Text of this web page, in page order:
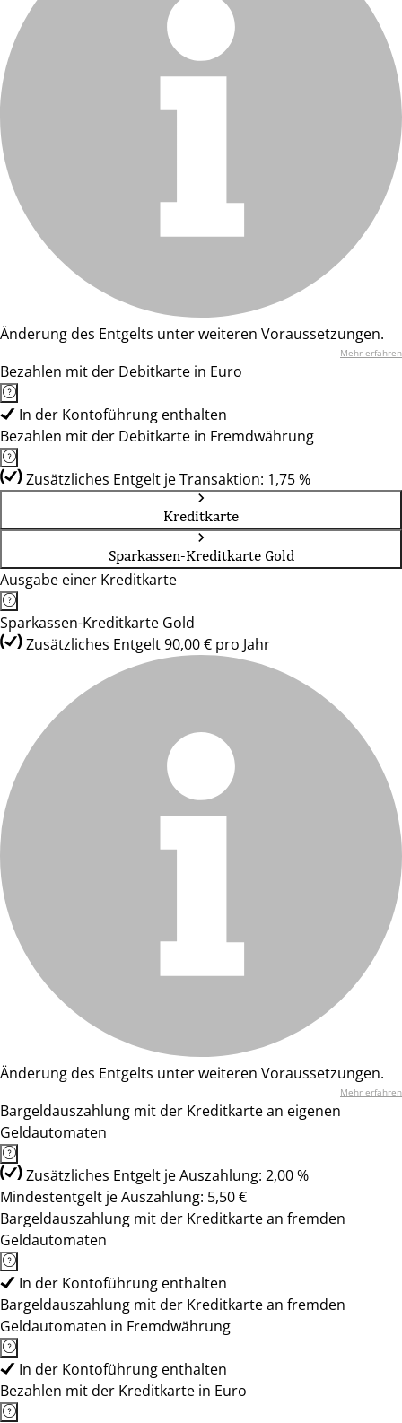
Änderung des Entgelts unter weiteren Voraussetzungen.
Mehr erfahren
Bezahlen mit der Debitkarte in Euro
In der Kontoführung enthalten
Bezahlen mit der Debitkarte in Fremdwährung
Zusätzliches Entgelt je Transaktion: 1,75 %
Kreditkarte
Sparkassen-Kreditkarte Gold
Ausgabe einer Kreditkarte
Sparkassen-Kreditkarte Gold
Zusätzliches Entgelt 90,00 € pro Jahr
Änderung des Entgelts unter weiteren Voraussetzungen.
Mehr erfahren
Bargeldauszahlung mit der Kreditkarte an eigenen
Geldautomaten
Zusätzliches Entgelt je Auszahlung: 2,00 %
Mindestentgelt je Auszahlung: 5,50 €
Bargeldauszahlung mit der Kreditkarte an fremden
Geldautomaten
In der Kontoführung enthalten
Bargeldauszahlung mit der Kreditkarte an fremden
Geldautomaten in Fremdwährung
In der Kontoführung enthalten
Bezahlen mit der Kreditkarte in Euro